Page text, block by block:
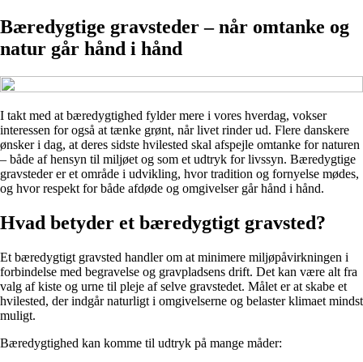
Bæredygtige gravsteder – når omtanke og
natur går hånd i hånd
I takt med at bæredygtighed fylder mere i vores hverdag, vokser
interessen for også at tænke grønt, når livet rinder ud. Flere danskere
ønsker i dag, at deres sidste hvilested skal afspejle omtanke for naturen
– både af hensyn til miljøet og som et udtryk for livssyn. Bæredygtige
gravsteder er et område i udvikling, hvor tradition og fornyelse mødes,
og hvor respekt for både afdøde og omgivelser går hånd i hånd.
Hvad betyder et bæredygtigt gravsted?
Et bæredygtigt gravsted handler om at minimere miljøpåvirkningen i
forbindelse med begravelse og gravpladsens drift. Det kan være alt fra
valg af kiste og urne til pleje af selve gravstedet. Målet er at skabe et
hvilested, der indgår naturligt i omgivelserne og belaster klimaet mindst
muligt.
Bæredygtighed kan komme til udtryk på mange måder: